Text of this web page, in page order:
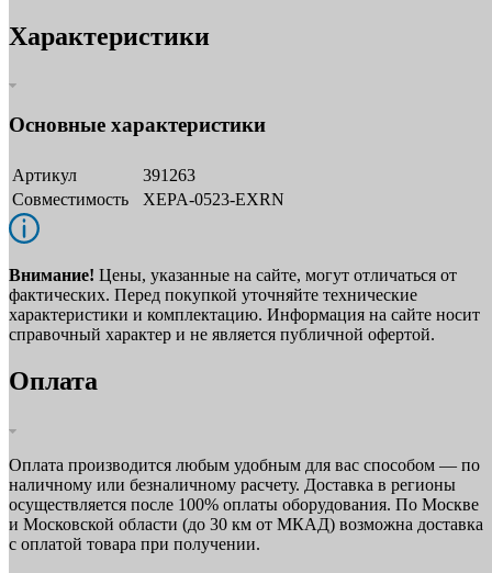
Характеристики
Основные характеристики
Артикул
391263
Совместимость
XEPA-0523-EXRN
Внимание! Цены, указанные на сайте, могут отличаться от
фактических. Перед покупкой уточняйте технические
характеристики и комплектацию. Информация на сайте носит
справочный характер и не является публичной офертой.
Оплата
Оплата производится любым удобным для вас способом — по
наличному или безналичному расчету. Доставка в регионы
осуществляется после 100% оплаты оборудования. По Москве
и Московской области (до 30 км от МКАД) возможна доставка
с оплатой товара при получении.